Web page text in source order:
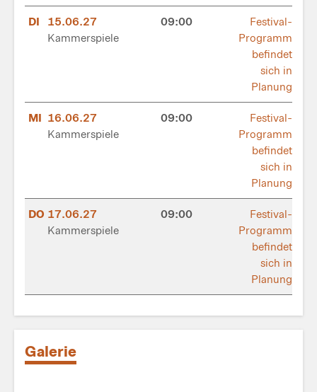
DI 15.06.27
09:00
Kammerspiele
Festival-
Programm
befindet
sich in
Planung
MI 16.06.27
09:00
Kammerspiele
Festival-
Programm
befindet
sich in
Planung
DO 17.06.27
09:00
Kammerspiele
Festival-
Programm
befindet
sich in
Planung
Galerie